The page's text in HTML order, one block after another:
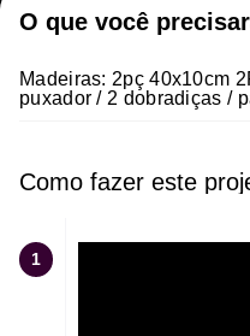
O que você
Madeiras: 2pç 40x10cm
puxador / 2 dobradiças /
Como fazer este
1